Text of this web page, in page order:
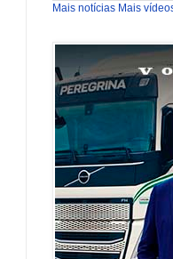
Mais notícias Mais